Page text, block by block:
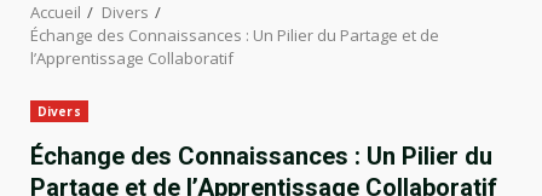
Accueil
Divers
Échange des Connaissances : Un Pilier du Partage et de
l’Apprentissage Collaboratif
Divers
Échange des Connaissances : Un Pilier du
Partage et de l’Apprentissage Collaboratif